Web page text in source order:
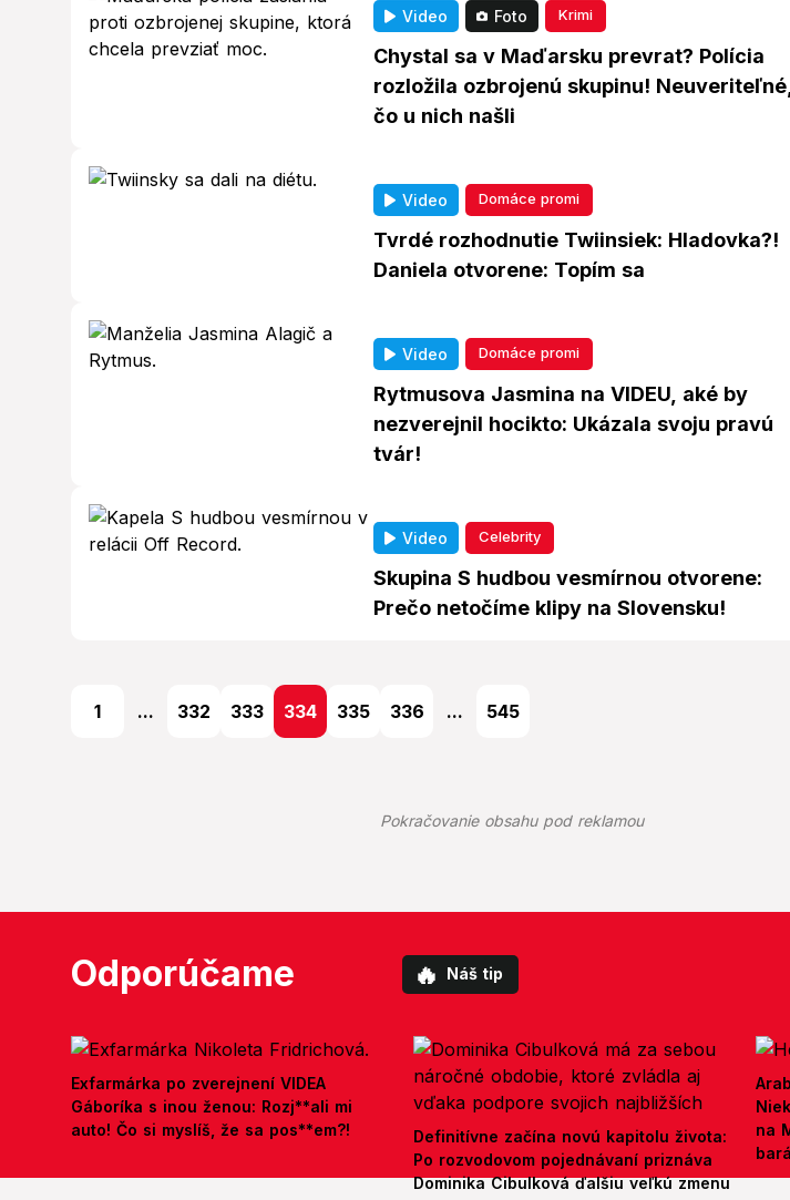
Video Foto Krimi
Chystal sa v Maďarsku prevrat? Polícia
rozložila ozbrojenú skupinu! Neuveriteľné,
čo u nich našli
Video Domáce promi
Tvrdé rozhodnutie Twiinsiek: Hladovka?!
Daniela otvorene: Topím sa
Video Domáce promi
Rytmusova Jasmina na VIDEU, aké by
nezverejnil hocikto: Ukázala svoju pravú
tvár!
Video Celebrity
Skupina S hudbou vesmírnou otvorene:
Prečo netočíme klipy na Slovensku!
1 ... 332 333 334 335 336 ... 545
Pokračovanie obsahu pod reklamou
Odporúčame 🔥 Náš tip
Exfarmárka po zverejnení VIDEA
Gáboríka s inou ženou: Rozj**ali mi
auto! Čo si myslíš, že sa pos**em?!
Definitívne začína novú kapitolu života:
Po rozvodovom pojednávaní priznáva
Dominika Cibulková ďalšiu veľkú zmenu
na